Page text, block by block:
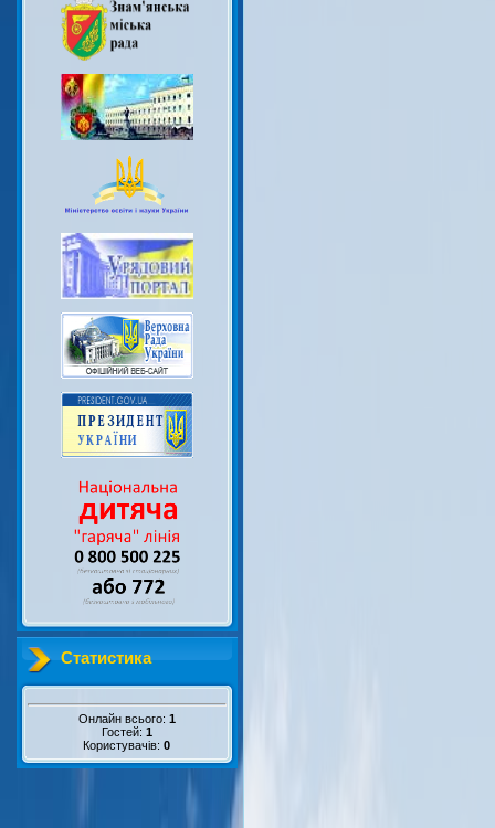
Статистика
Онлайн всього: 1
Гостей: 1
Користувачів:0